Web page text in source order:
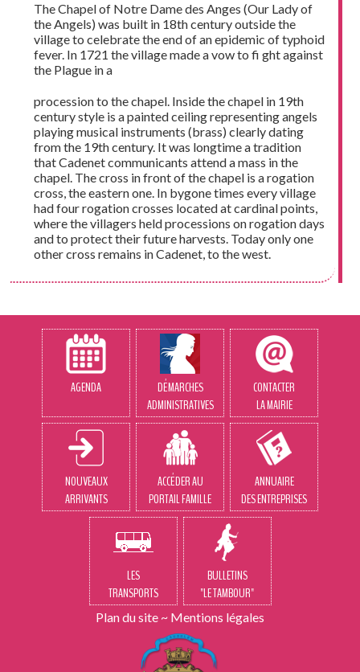
The Chapel of Notre Dame des Anges (Our Lady of
the Angels) was built in 18th century outside the
village to celebrate the end of an epidemic of typhoid
fever. In 1721 the village made a vow to fi ght against
the Plague in a
procession to the chapel. Inside the chapel in 19th
century style is a painted ceiling representing angels
playing musical instruments (brass) clearly dating
from the 19th century. It was longtime a tradition
that Cadenet communicants attend a mass in the
chapel. The cross in front of the chapel is a rogation
cross, the eastern one. In bygone times every village
had four rogation crosses located at cardinal points,
where the villagers held processions on rogation days
and to protect their future harvests. Today only one
other cross remains in Cadenet, to the west.
AGENDA
DÉMARCHES
ADMINISTRATIVES
CONTACTER
LA MAIRIE
NOUVEAUX
ARRIVANTS
ACCÉDER AU
PORTAIL FAMILLE
ANNUAIRE
DES ENTREPRISES
LES
TRANSPORTS
BULLETINS
"LE TAMBOUR"
Plan du site ~ Mentions légales